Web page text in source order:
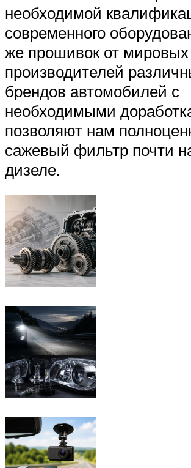
необходимой
современного
же прошивок от мировых
производителей
брендов автомобилей с
необходимыми
позволяют нам
сажевый фильтр почти
дизеле.